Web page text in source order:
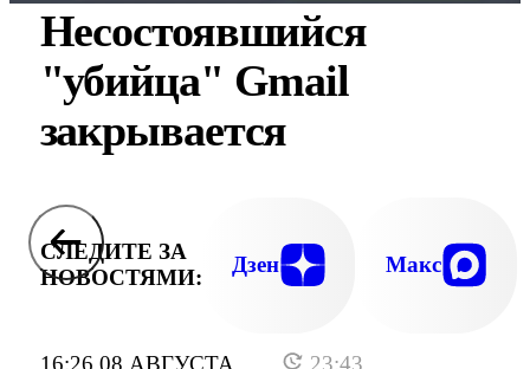
16:26 08 АВГУСТА
23:43
Несостоявшийся
"убийца" Gmail
закрывается
СЛЕДИТЕ ЗА
НОВОСТЯМИ:
Дзен Макс